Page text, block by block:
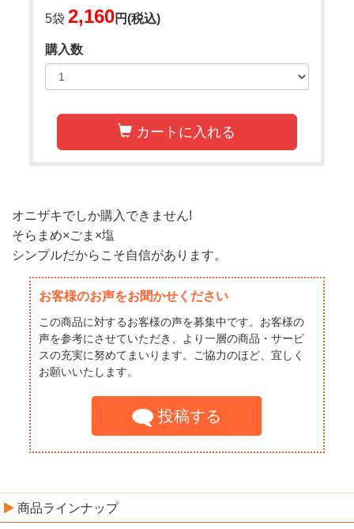
5袋2,160円(税込)
購入数
カートに入れる
オニザキでしか購入できません!
そらまめ×ごま×塩
シンプルだからこそ自信があります。
お客様のお声をお聞かせください
この商品に対するお客様の声を募集中です。お客様の
声を参考にさせていただき、より一層の商品・サービ
スの充実に努めてまいります。ご協力のほど、宜しく
お願いいたします。
投稿する
商品ラインナップ